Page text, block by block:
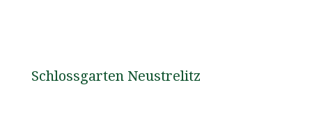
Schlossgarten Neustrelitz